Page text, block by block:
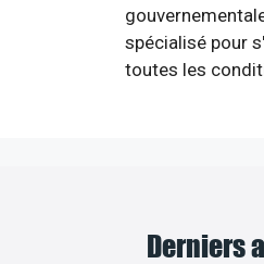
spécialisé pour
toutes les
Derniers